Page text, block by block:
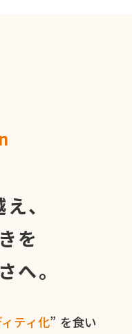
、
を
へ。
ティ化” を​食い​